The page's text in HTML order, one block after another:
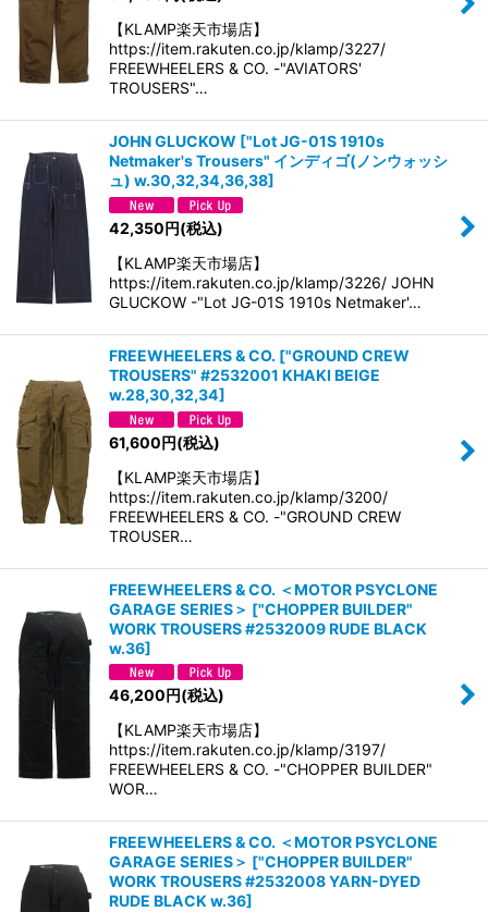
【KLAMP楽天市場店】
https://item.rakuten.co.jp/klamp/3227/
FREEWHEELERS & CO. -"AVIATORS'
TROUSERS"…
JOHN GLUCKOW ["Lot JG-01S 1910s
Netmaker's Trousers" インディゴ(ノンウォッシ
ュ) w.30,32,34,36,38]
42,350円(税込)
【KLAMP楽天市場店】
https://item.rakuten.co.jp/klamp/3226/ JOHN
GLUCKOW -"Lot JG-01S 1910s Netmaker'…
FREEWHEELERS & CO. ["GROUND CREW
TROUSERS" #2532001 KHAKI BEIGE
w.28,30,32,34]
61,600円(税込)
【KLAMP楽天市場店】
https://item.rakuten.co.jp/klamp/3200/
FREEWHEELERS & CO. -"GROUND CREW
TROUSER…
FREEWHEELERS & CO. ＜MOTOR PSYCLONE
GARAGE SERIES＞ ["CHOPPER BUILDER"
WORK TROUSERS #2532009 RUDE BLACK
w.36]
46,200円(税込)
【KLAMP楽天市場店】
https://item.rakuten.co.jp/klamp/3197/
FREEWHEELERS & CO. -"CHOPPER BUILDER"
WOR…
FREEWHEELERS & CO. ＜MOTOR PSYCLONE
GARAGE SERIES＞ ["CHOPPER BUILDER"
WORK TROUSERS #2532008 YARN-DYED
RUDE BLACK w.36]